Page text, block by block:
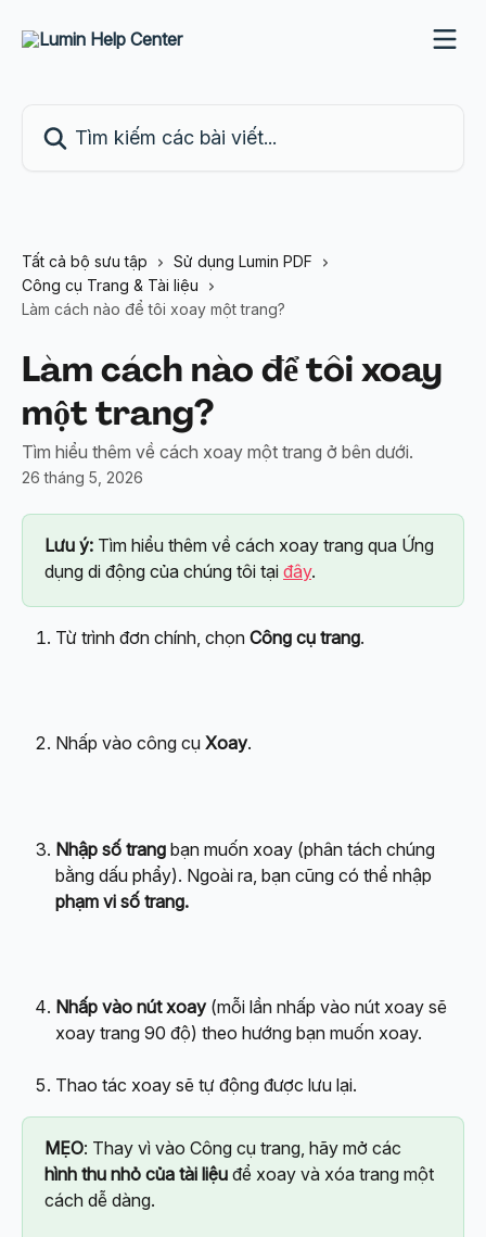
Tất cả bộ sưu tập
Sử dụng Lumin PDF
Công cụ Trang & Tài liệu
Làm cách nào để tôi xoay một trang?
Làm cách nào để tôi xoay
một trang?
Tìm hiểu thêm về cách xoay một trang ở bên dưới.
26 tháng 5, 2026
Lưu ý: Tìm hiểu thêm về cách xoay trang qua Ứng
dụng di động của chúng tôi tại đây.
Từ trình đơn chính, chọn Công cụ trang.
Nhấp vào công cụ Xoay.
Nhập số trang bạn muốn xoay (phân tách chúng
bằng dấu phẩy). Ngoài ra, bạn cũng có thể nhập
phạm vi số trang.
Nhấp vào nút xoay (mỗi lần nhấp vào nút xoay sẽ
xoay trang 90 độ) theo hướng bạn muốn xoay.
Thao tác xoay sẽ tự động được lưu lại.
MẸO: Thay vì vào Công cụ trang, hãy mở các
hình thu nhỏ của tài liệu để xoay và xóa trang một
cách dễ dàng.